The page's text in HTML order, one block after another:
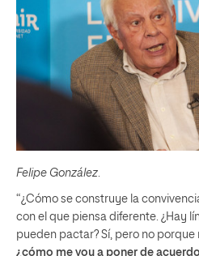
Felipe González.
“¿Cómo se construye la
con el que piensa diferente. ¿Hay
pueden pactar? Sí, pero no
¿cómo me voy a poner de